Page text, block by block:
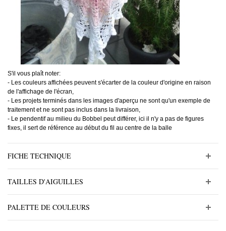
S'il vous plaît noter:
- Les couleurs affichées peuvent s'écarter de la couleur d'origine en raison
de l'affichage de l'écran,
- Les projets terminés dans les images d'aperçu ne sont qu'un exemple de
traitement et ne sont pas inclus dans la livraison,
- Le pendentif au milieu du Bobbel peut différer, ici il n'y a pas de figures
fixes, il sert de référence au début du fil au centre de la balle
FICHE TECHNIQUE
TAILLES D'AIGUILLES
PALETTE DE COULEURS